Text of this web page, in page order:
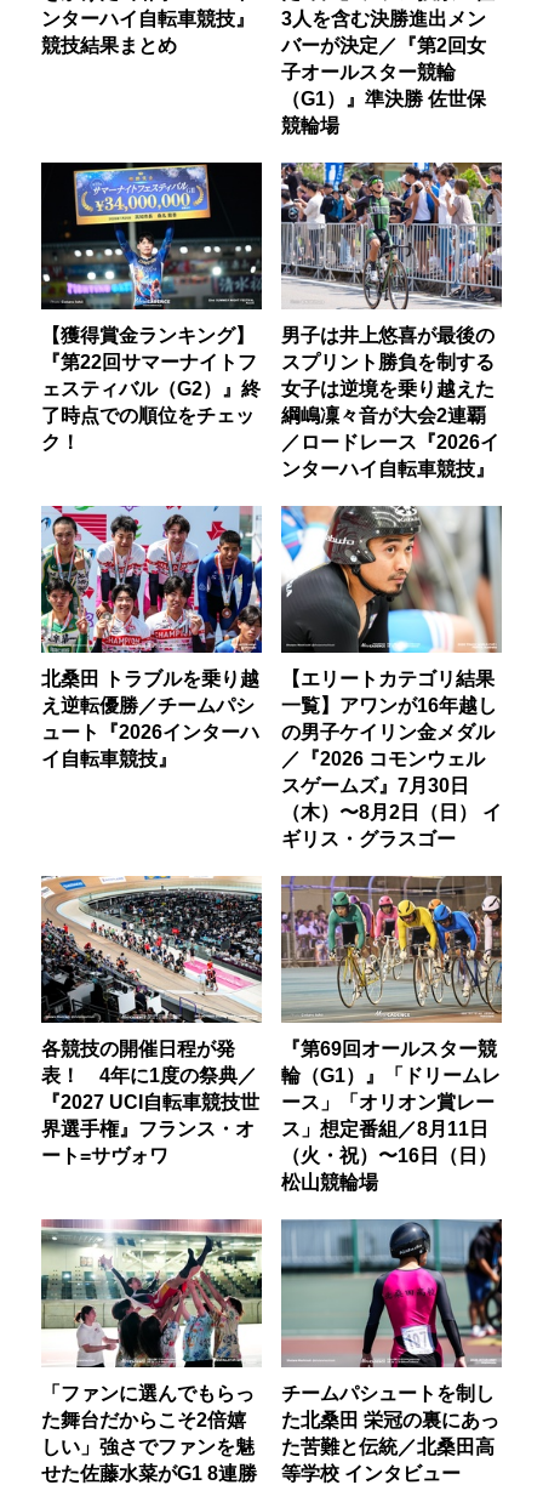
ンターハイ自転車競技』
競技結果まとめ
3人を含む決勝進出メン
バーが決定／『第2回女
子オールスター競輪
（G1）』準決勝 佐世保
競輪場
【獲得賞金ランキング】
『第22回サマーナイトフ
ェスティバル（G2）』終
了時点での順位をチェッ
ク！
男子は井上悠喜が最後の
スプリント勝負を制する
女子は逆境を乗り越えた
綱嶋凜々音が大会2連覇
／ロードレース『2026イ
ンターハイ自転車競技』
北桑田 トラブルを乗り越
え逆転優勝／チームパシ
ュート『2026インターハ
イ自転車競技』
【エリートカテゴリ結果
一覧】アワンが16年越し
の男子ケイリン金メダル
／『2026 コモンウェル
スゲームズ』7月30日
（木）〜8月2日（日） イ
ギリス・グラスゴー
各競技の開催日程が発
表！ 4年に1度の祭典／
『2027 UCI自転車競技世
界選手権』フランス・オ
ート=サヴォワ
『第69回オールスター競
輪（G1）』「ドリームレ
ース」「オリオン賞レー
ス」想定番組／8月11日
（火・祝）〜16日（日）
松山競輪場
「ファンに選んでもらっ
た舞台だからこそ2倍嬉
しい」強さでファンを魅
せた佐藤水菜がG1 8連勝
チームパシュートを制し
た北桑田 栄冠の裏にあっ
た苦難と伝統／北桑田高
等学校 インタビュー